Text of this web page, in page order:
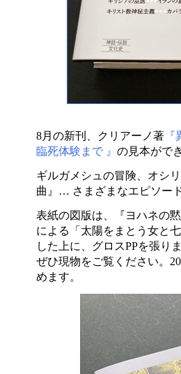
8月の新刊、クリアーノ著
臨死体験まで 』 の見本がで
ギルガメシュの冒険、オシ
曲』… さまざまなエピソー
表紙の図版は、『ヨハネの
による「太陽をまとう女と
した上に、グロスPPを張り
ぜひ現物をご覧ください。
めます。